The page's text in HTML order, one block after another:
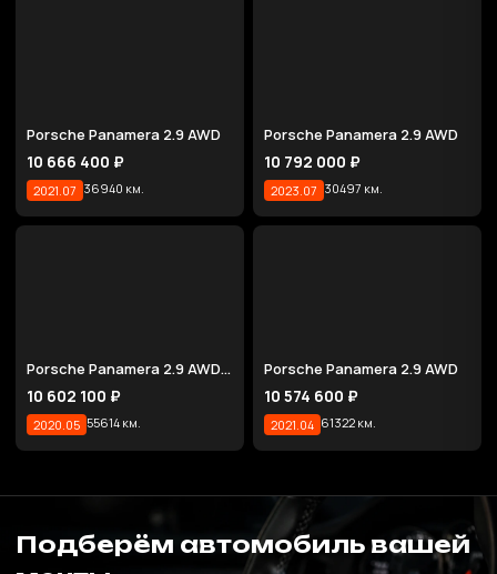
Porsche Panamera 2.9 AWD
10 666 400 ₽
2021.07 36940 км.
Porsche Panamera 2.9 AWD
10 792 000 ₽
2023.07 30497 км.
Porsche Panamera 2.9 AWD E-Hybrid
10 602 100 ₽
2020.05 55614 км.
Porsche Panamera 2.9 AWD
10 574 600 ₽
2021.04 61322 км.
Подберём автомобиль вашей